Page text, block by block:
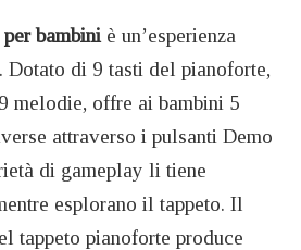
bambini è un’esperienza
Dotato di 9 tasti del pianoforte,
melodie, offre ai bambini 5
attraverso i pulsanti Demo
di gameplay li tiene
esplorano il tappeto. Il
tappeto pianoforte produce